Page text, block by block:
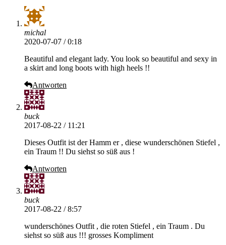
michal
2020-07-07 / 0:18
Beautiful and elegant lady. You look so beautiful and sexy in
a skirt and long boots with high heels !!
Antworten
buck
2017-08-22 / 11:21
Dieses Outfit ist der Hamm er , diese wunderschönen Stiefel ,
ein Traum !! Du siehst so süß aus !
Antworten
buck
2017-08-22 / 8:57
wunderschönes Outfit , die roten Stiefel , ein Traum . Du
siehst so süß aus !!! grosses Kompliment